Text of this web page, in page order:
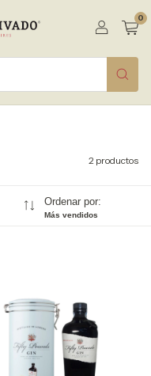
0
2 productos
Ordenar por:
Más vendidos